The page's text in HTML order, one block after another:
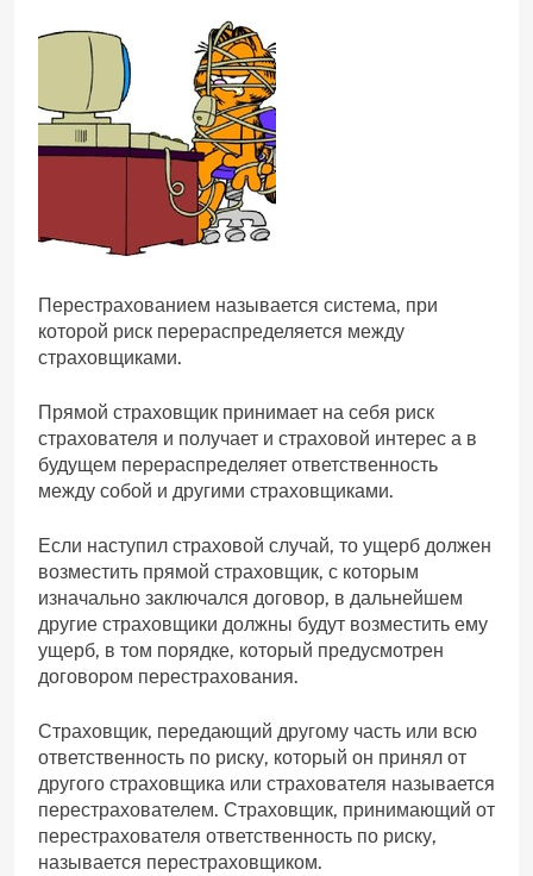
Перестрахованием называется система, при
которой риск перераспределяется между
страховщиками.
Прямой страховщик принимает на себя риск
страхователя и получает и страховой интерес а в
будущем перераспределяет ответственность
между собой и другими страховщиками.
Если наступил страховой случай, то ущерб должен
возместить прямой страховщик, с которым
изначально заключался договор, в дальнейшем
другие страховщики должны будут возместить ему
ущерб, в том порядке, который предусмотрен
договором перестрахования.
Страховщик, передающий другому часть или всю
ответственность по риску, который он принял от
другого страховщика или страхователя называется
перестрахователем. Страховщик, принимающий от
перестрахователя ответственность по риску,
называется перестраховщиком.